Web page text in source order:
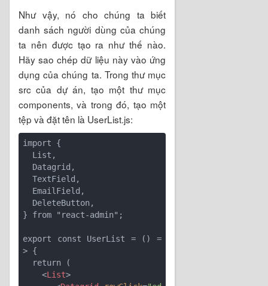
Như vậy, nó cho chúng ta biết
danh sách người dùng của chúng
ta nên được tạo ra như thế nào.
Hãy sao chép dữ liệu này vào ứng
dụng của chúng ta. Trong thư mục
src của dự án, tạo một thư mục
components, và trong đó, tạo một
tệp và đặt tên là UserList.js:
import {
  TextField,
} from "react-admin";
export const UserList = () =
> {
<List>